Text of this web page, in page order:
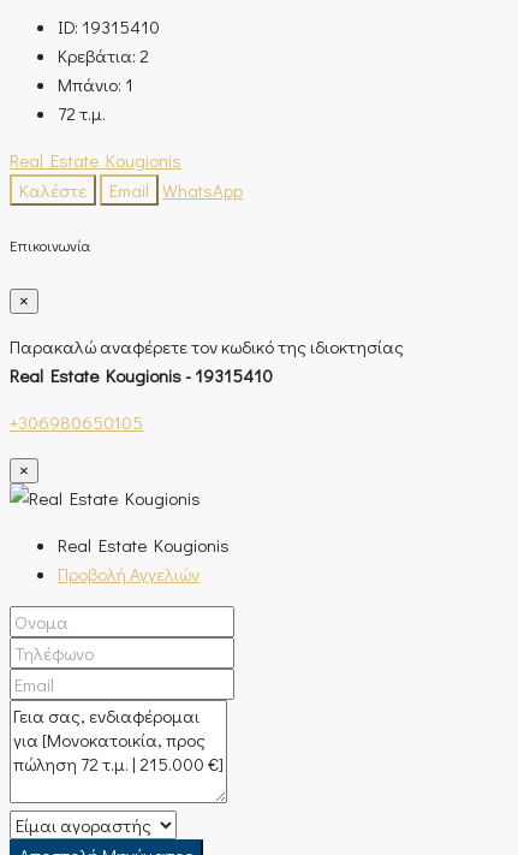
ID: 19315410
Κρεβάτια: 2
Μπάνιο: 1
72 τ.μ.
Real Estate Kougionis
Καλέστε
Email WhatsApp
Επικοινωνία
×
Παρακαλώ αναφέρετε τον κωδικό της ιδιοκτησίας
Real Estate Kougionis - 19315410
+306980650105
×
Real Estate Kougionis
Προβολή Αγγελιών